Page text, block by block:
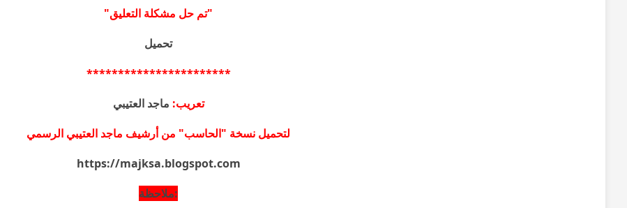
"تم حل مشكلة التعليق"
تحميل
***********************
تعريب: ماجد العتيبي
لتحميل نسخة "الحاسب" من أرشيف ماجد العتيبي الرسمي
https://majksa.blogspot.com
:ملاحظة